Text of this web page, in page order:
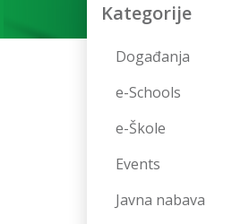
Kategorije
Događanja
e-Schools
e-Škole
Events
Javna nabava